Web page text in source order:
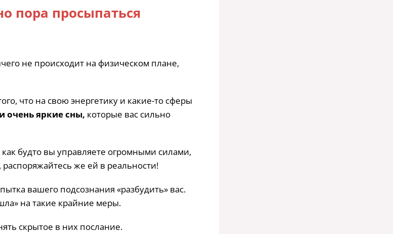
пора просыпаться
не происходит на физическом плане,
что на свою энергетику и какие-то сферы
очень яркие сны, которые вас сильно
как будто вы управляете огромными силами,
же ей в реальности!
вашего подсознания «разбудить» вас.
на такие крайние меры.
скрытое в них послание.